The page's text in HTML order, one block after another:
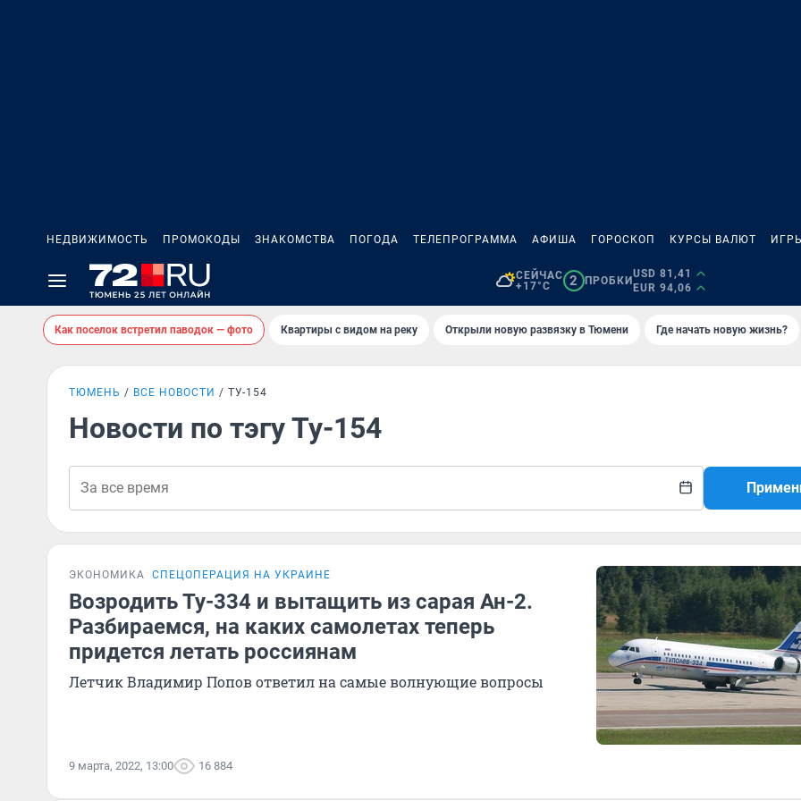
НЕДВИЖИМОСТЬ ПРОМОКОДЫ ЗНАКОМСТВА ПОГОДА ТЕЛЕПРОГРАММА АФИША ГОРОСКОП КУРСЫ ВАЛЮТ
СЕЙЧАС
+17°C
2 ПРОБКИ
USD 81,41
EUR 94,06
Как поселок встретил паводок — фото Квартиры с видом на реку Открыли новую развязку в Тюмени Где начать новую жизнь?
ТЮМЕНЬ ВСЕ НОВОСТИ ТУ-154
Новости по тэгу Ту-154
ЭКОНОМИКА СПЕЦОПЕРАЦИЯ НА УКРАИНЕ
Возродить Ту-334 и вытащить из сарая Ан-2.
Разбираемся, на каких самолетах теперь
придется летать россиянам
Летчик Владимир Попов ответил на самые волнующие вопросы
9 марта, 2022, 13:00 16 884